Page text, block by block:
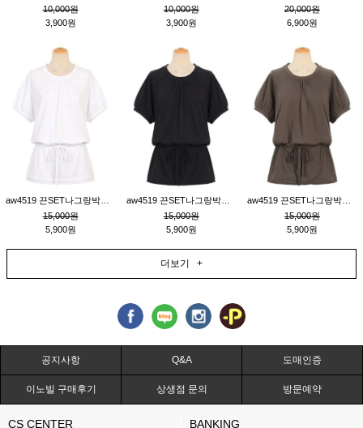
10,000원
3,900원
10,000원
3,900원
20,000원
6,900원
15,000원
5,900원
15,000원
5,900원
15,000원
5,900원
더보기 +
공지사항 Q&A 도매인증
이노빌 구매후기 상생점 문의 방문예약
CS CENTER BANKING